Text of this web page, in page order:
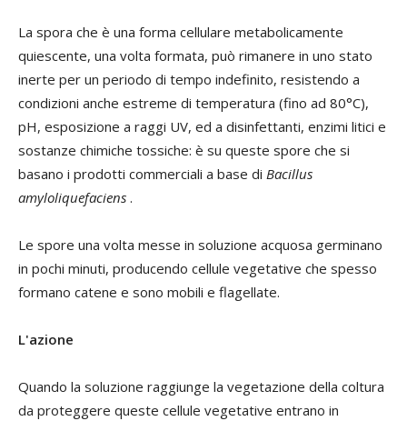
La spora che è una forma cellulare metabolicamente
quiescente, una volta formata, può rimanere in uno stato
inerte per un periodo di tempo indefinito, resistendo a
condizioni anche estreme di temperatura (fino ad 80°C),
pH, esposizione a raggi UV, ed a disinfettanti, enzimi litici e
sostanze chimiche tossiche: è su queste spore che si
basano i prodotti commerciali a base di Bacillus
amyloliquefaciens .
Le spore una volta messe in soluzione acquosa germinano
in pochi minuti, producendo cellule vegetative che spesso
formano catene e sono mobili e flagellate.
L'azione
Quando la soluzione raggiunge la vegetazione della coltura
da proteggere queste cellule vegetative entrano in